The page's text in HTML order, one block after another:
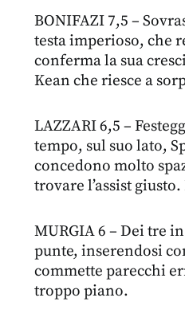
BONIFAZI 7,5 –
testa imperioso, che
conferma la sua
Kean che riesce a
LAZZARI 6,5 –
tempo, sul suo lato,
concedono molto
trovare l’assist
MURGIA 6 – Dei tre
punte, inserendosi
commette parecchi
troppo piano.